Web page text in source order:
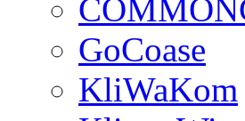
GoCoase
KliWaKom